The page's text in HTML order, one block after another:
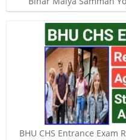
BHU CHS Entrance Exam